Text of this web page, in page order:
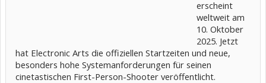
erscheint
weltweit am
10. Oktober
2025. Jetzt
hat Electronic Arts die offiziellen Startzeiten und neue,
besonders hohe Systemanforderungen für seinen
cinetastischen First-Person-Shooter veröffentlicht.